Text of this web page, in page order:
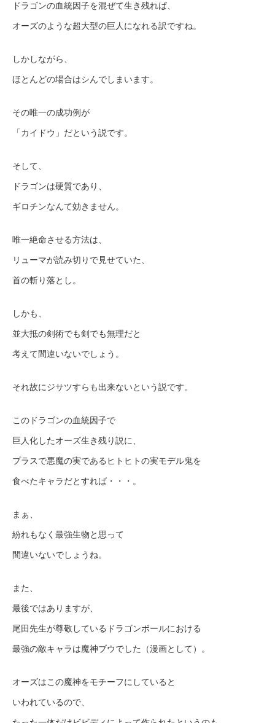
ドラゴンの血統因子を混ぜて生き残れば、
オーズのような超大型の巨人になれる訳ですね。
しかしながら、
ほとんどの場合はシんでしまいます。
その唯一の成功例が
「カイドウ」だという説です。
そして、
ドラゴンは硬質であり、
ギロチンなんて効きません。
唯一絶命させる方法は、
リューマが読み切りで見せていた、
首の斬り落とし。
しかも、
並大抵の剣術でも剣でも無理だと
考えて間違いないでしょう。
それ故にジサツすらも出来ないという説です。
このドラゴンの血統因子で
巨人化したオーズ生き残り説に、
プラスで悪魔の実であるヒトヒトの実モデル鬼を
食べたキャラだとすれば・・・。
まぁ、
紛れもなく最強生物と思って
間違いないでしょうね。
また、
最後ではありますが、
尾田先生が尊敬しているドラゴンボールにおける
最強の敵キャラは魔神ブウでした（漫画として）。
オーズはこの魔神をモチーフにしていると
いわれているので、